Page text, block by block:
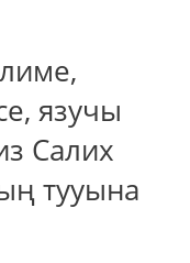
язучы
Салих
тууына